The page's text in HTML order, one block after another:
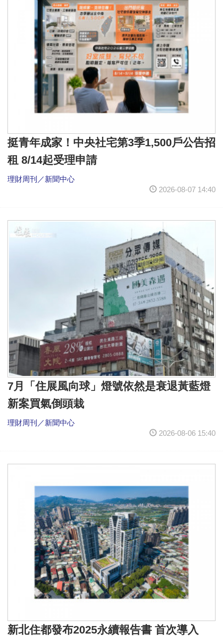
挺青年成家！中央社宅第3季1,500戶公告招
租 8/14起受理申請
理財周刊／新聞中心
2026-08-07 14:40
7月「住展風向球」燈號依然是衰退黃藍燈
新案買氣倒頭栽
理財周刊／新聞中心
2026-08-06 15:40
新北住都發布2025永續報告書 首次導入